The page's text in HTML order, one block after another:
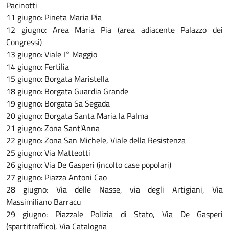
Pacinotti
11 giugno: Pineta Maria Pia
12 giugno: Area Maria Pia (area adiacente Palazzo dei
Congressi)
13 giugno: Viale I° Maggio
14 giugno: Fertilia
15 giugno: Borgata Maristella
18 giugno: Borgata Guardia Grande
19 giugno: Borgata Sa Segada
20 giugno: Borgata Santa Maria la Palma
21 giugno: Zona Sant'Anna
22 giugno: Zona San Michele, Viale della Resistenza
25 giugno: Via Matteotti
26 giugno: Via De Gasperi (incolto case popolari)
27 giugno: Piazza Antoni Cao
28 giugno: Via delle Nasse, via degli Artigiani, Via
Massimiliano Barracu
29 giugno: Piazzale Polizia di Stato, Via De Gasperi
(spartitraffico), Via Catalogna